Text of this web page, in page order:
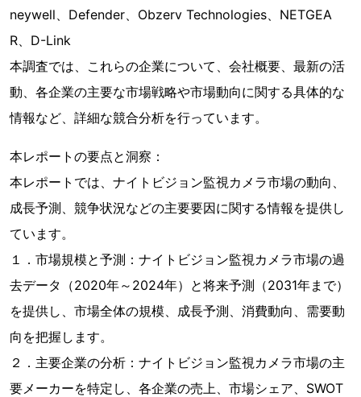
neywell、Defender、Obzerv Technologies、NETGEA
R、D-Link
本調査では、これらの企業について、会社概要、最新の活
動、各企業の主要な市場戦略や市場動向に関する具体的な
情報など、詳細な競合分析を行っています。
本レポートの要点と洞察：
本レポートでは、ナイトビジョン監視カメラ市場の動向、
成長予測、競争状況などの主要要因に関する情報を提供し
ています。
１．市場規模と予測：ナイトビジョン監視カメラ市場の過
去データ（2020年～2024年）と将来予測（2031年まで）
を提供し、市場全体の規模、成長予測、消費動向、需要動
向を把握します。
２．主要企業の分析：ナイトビジョン監視カメラ市場の主
要メーカーを特定し、各企業の売上、市場シェア、SWOT